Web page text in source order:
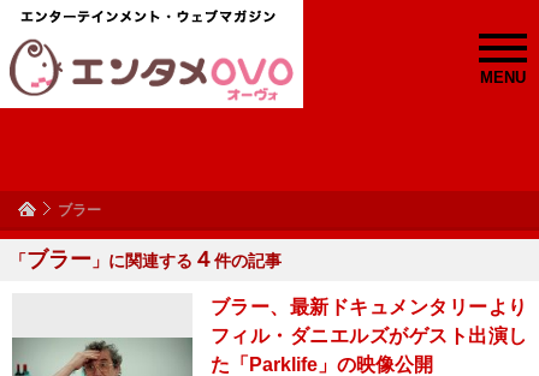
MENU
ブラー
「ブラー 」に関連する ４件の記事
ブラー、最新ドキュメンタリーより
フィル・ダニエルズがゲスト出演し
た「Parklife」の映像公開